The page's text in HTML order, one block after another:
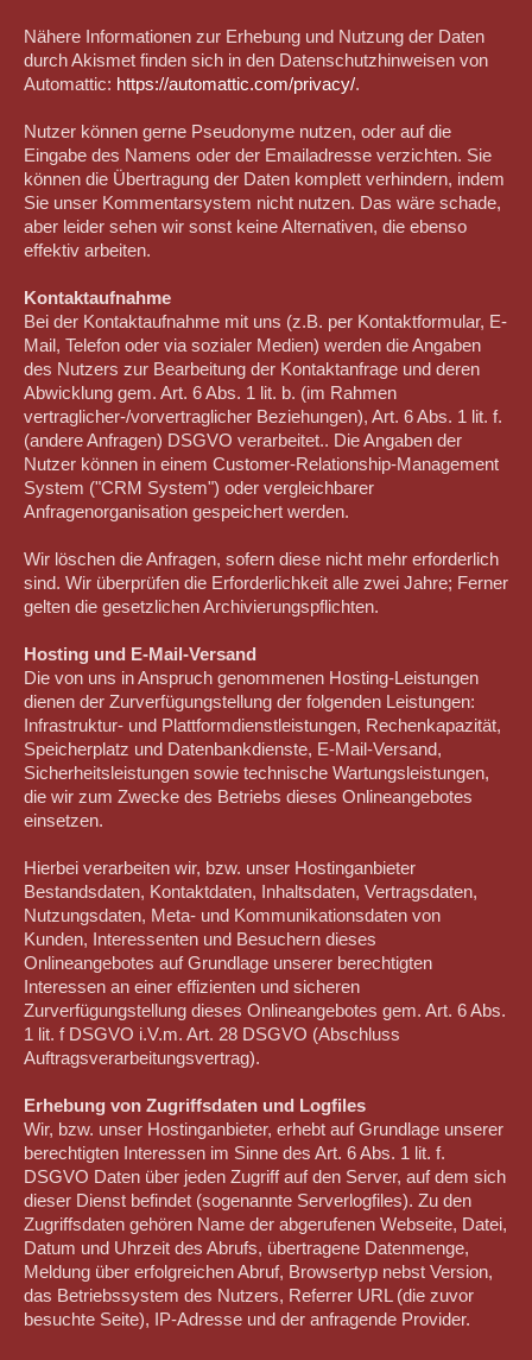
Nähere Informationen zur Erhebung und Nutzung der Daten
durch Akismet finden sich in den Datenschutzhinweisen von
Automattic: https://automattic.com/privacy/.
Nutzer können gerne Pseudonyme nutzen, oder auf die
Eingabe des Namens oder der Emailadresse verzichten. Sie
können die Übertragung der Daten komplett verhindern, indem
Sie unser Kommentarsystem nicht nutzen. Das wäre schade,
aber leider sehen wir sonst keine Alternativen, die ebenso
effektiv arbeiten.
Kontaktaufnahme
Bei der Kontaktaufnahme mit uns (z.B. per Kontaktformular, E-
Mail, Telefon oder via sozialer Medien) werden die Angaben
des Nutzers zur Bearbeitung der Kontaktanfrage und deren
Abwicklung gem. Art. 6 Abs. 1 lit. b. (im Rahmen
vertraglicher-/vorvertraglicher Beziehungen), Art. 6 Abs. 1 lit. f.
(andere Anfragen) DSGVO verarbeitet.. Die Angaben der
Nutzer können in einem Customer-Relationship-Management
System ("CRM System") oder vergleichbarer
Anfragenorganisation gespeichert werden.
Wir löschen die Anfragen, sofern diese nicht mehr erforderlich
sind. Wir überprüfen die Erforderlichkeit alle zwei Jahre; Ferner
gelten die gesetzlichen Archivierungspflichten.
Hosting und E-Mail-Versand
Die von uns in Anspruch genommenen Hosting-Leistungen
dienen der Zurverfügungstellung der folgenden Leistungen:
Infrastruktur- und Plattformdienstleistungen, Rechenkapazität,
Speicherplatz und Datenbankdienste, E-Mail-Versand,
Sicherheitsleistungen sowie technische Wartungsleistungen,
die wir zum Zwecke des Betriebs dieses Onlineangebotes
einsetzen.
Hierbei verarbeiten wir, bzw. unser Hostinganbieter
Bestandsdaten, Kontaktdaten, Inhaltsdaten, Vertragsdaten,
Nutzungsdaten, Meta- und Kommunikationsdaten von
Kunden, Interessenten und Besuchern dieses
Onlineangebotes auf Grundlage unserer berechtigten
Interessen an einer effizienten und sicheren
Zurverfügungstellung dieses Onlineangebotes gem. Art. 6 Abs.
1 lit. f DSGVO i.V.m. Art. 28 DSGVO (Abschluss
Auftragsverarbeitungsvertrag).
Erhebung von Zugriffsdaten und Logfiles
Wir, bzw. unser Hostinganbieter, erhebt auf Grundlage unserer
berechtigten Interessen im Sinne des Art. 6 Abs. 1 lit. f.
DSGVO Daten über jeden Zugriff auf den Server, auf dem sich
dieser Dienst befindet (sogenannte Serverlogfiles). Zu den
Zugriffsdaten gehören Name der abgerufenen Webseite, Datei,
Datum und Uhrzeit des Abrufs, übertragene Datenmenge,
Meldung über erfolgreichen Abruf, Browsertyp nebst Version,
das Betriebssystem des Nutzers, Referrer URL (die zuvor
besuchte Seite), IP-Adresse und der anfragende Provider.